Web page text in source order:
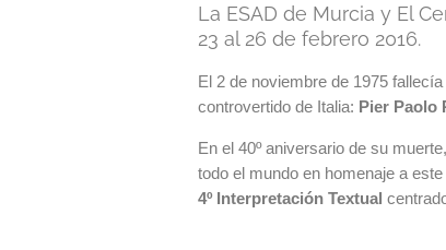
La ESAD de Murcia y El
23 al 26 de febrero 2016.
El 2 de noviembre de 1975
controvertido de Italia: Pier Paolo
En el 40º aniversario de su
todo el mundo en homenaje a
4º Interpretación Textual